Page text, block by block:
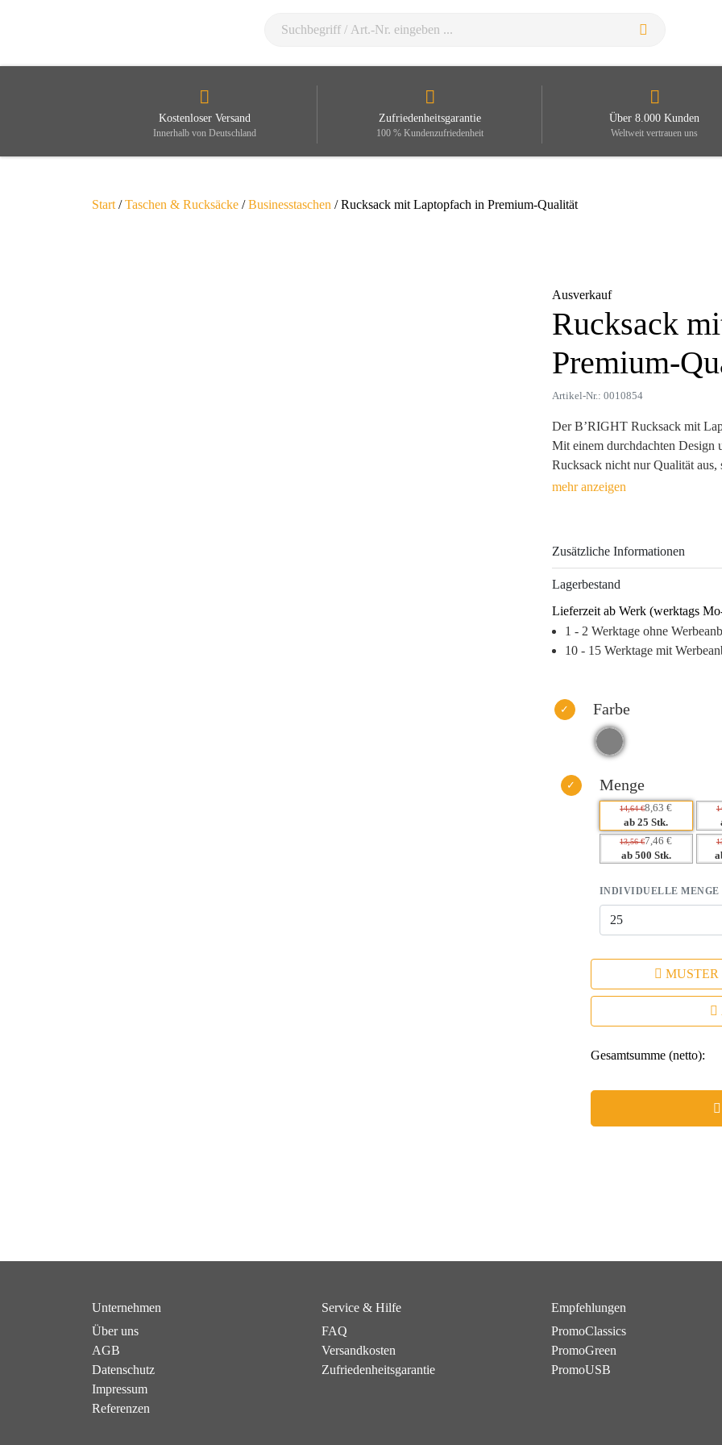
Kostenloser Versand
Innerhalb von Deutschland
Zufriedenheitsgarantie
100 % Kundenzufriedenheit
Über 8.000 Kunden
Weltweit vertrauen uns
Start /Taschen & Rucksäcke /Businesstaschen / Rucksack mit Laptopfach in Premium-Qualität
Ausverkauf
Rucksack
Premium-
Artikel-Nr.: 0010854
Der B’RIGHT Rucksack mit
Mit einem durchdachten Design
Rucksack nicht nur Qualität
Die großzügigen Maße von 45 x
Durch verschiedene
Markenpräsenz. Dieser
sondern verbreitet Ihre Marke
jedes Geschenk in einen
– Hohe Sichtbarkeit durch
– Praktisches Design fördert die
– Stärkt die Markenidentität
Zusätzliche Informationen
Lagerbestand
Lieferzeit ab Werk (werktags
1 - 2 Werktage ohne
10 - 15 Werktage mit
Farbe
Menge
14,64 €8,63 €
ab 25 Stk.
13,56 €7,46 €
ab 500 Stk.
INDIVIDUELLE MENGE
MUSTER
Gesamtsumme (netto):
Unternehmen
Über uns
AGB
Datenschutz
Impressum
Referenzen
Service & Hilfe
FAQ
Versandkosten
Zufriedenheitsgarantie
Empfehlungen
PromoClassics
PromoGreen
PromoUSB